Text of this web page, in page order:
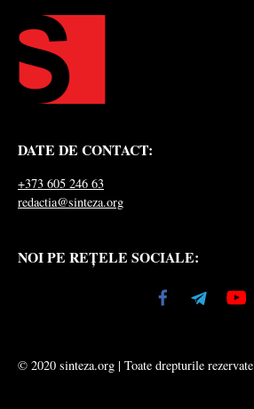
DATE DE CONTACT:
+373 605 246 63
redactia@sinteza.org
NOI PE REȚELE SOCIALE:
© 2020 sinteza.org | Toate drepturile rezervate